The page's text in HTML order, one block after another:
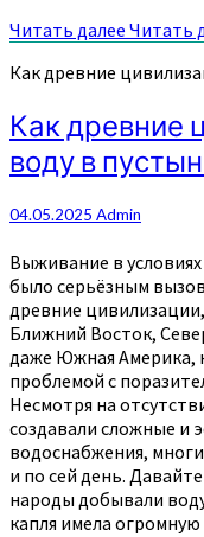
Читать далее Читать
Как древние
Как древние
воду в
04.05.2025 Admin
Выживание в
было серьёзным
древние
Ближний Восток,
даже Южная Америка,
проблемой с
Несмотря на
создавали сложные и
водоснабжения,
и по сей день.
народы добывали
капля имела